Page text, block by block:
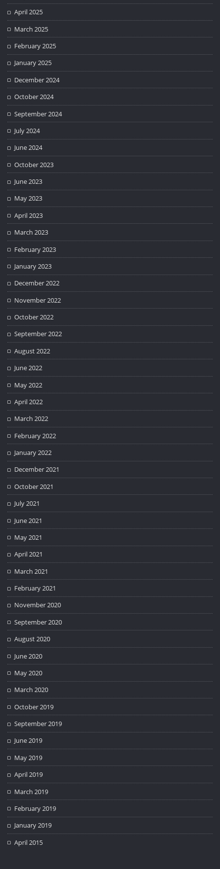
April 2025
March 2025
February 2025
January 2025
December 2024
October 2024
September 2024
July 2024
June 2024
October 2023
June 2023
May 2023
April 2023
March 2023
February 2023
January 2023
December 2022
November 2022
October 2022
September 2022
August 2022
June 2022
May 2022
April 2022
March 2022
February 2022
January 2022
December 2021
October 2021
July 2021
June 2021
May 2021
April 2021
March 2021
February 2021
November 2020
September 2020
August 2020
June 2020
May 2020
March 2020
October 2019
September 2019
June 2019
May 2019
April 2019
March 2019
February 2019
January 2019
April 2015